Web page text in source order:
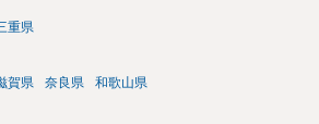
重県
賀県 奈良県 和歌山県